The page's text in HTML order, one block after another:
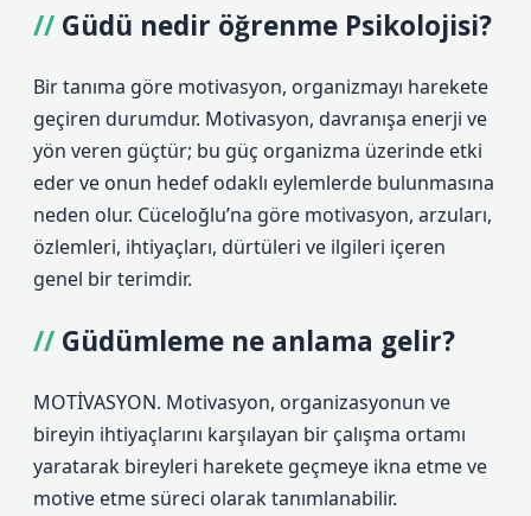
Güdü nedir öğrenme Psikolojisi?
Bir tanıma göre motivasyon, organizmayı harekete
geçiren durumdur. Motivasyon, davranışa enerji ve
yön veren güçtür; bu güç organizma üzerinde etki
eder ve onun hedef odaklı eylemlerde bulunmasına
neden olur. Cüceloğlu’na göre motivasyon, arzuları,
özlemleri, ihtiyaçları, dürtüleri ve ilgileri içeren
genel bir terimdir.
Güdümleme ne anlama gelir?
MOTİVASYON. Motivasyon, organizasyonun ve
bireyin ihtiyaçlarını karşılayan bir çalışma ortamı
yaratarak bireyleri harekete geçmeye ikna etme ve
motive etme süreci olarak tanımlanabilir.